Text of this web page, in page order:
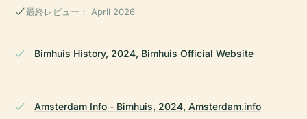
最終レビュー： April 2026
Bimhuis History, 2024, Bimhuis Official Website
Amsterdam Info - Bimhuis, 2024, Amsterdam.info